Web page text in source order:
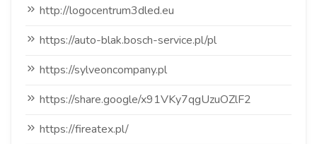
http://logocentrum3dled.eu
https://auto-blak.bosch-service.pl/pl
https://sylveoncompany.pl
https://share.google/x91VKy7qgUzuOZlF2
https://fireatex.pl/